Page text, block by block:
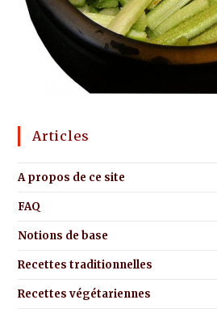
Articles
A propos de ce site
FAQ
Notions de base
Recettes traditionnelles
Recettes végétariennes